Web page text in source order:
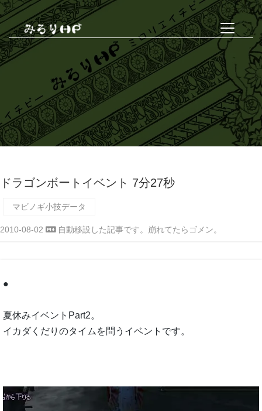
ドラゴンボートイベント 7分27秒
マビノギ小技データ
2010-08-02 自動移設した記事です。崩れてたらゴメン。
●
夏休みイベントPart2。
イカダくだりのタイムを問うイベントです。